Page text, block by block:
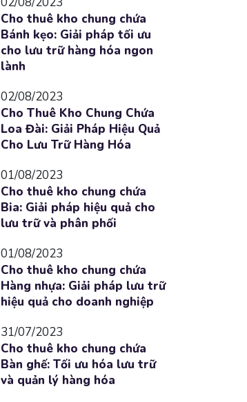
Cho thuê kho chung chứa
Bánh kẹo: Giải pháp tối ưu
cho lưu trữ hàng hóa ngon
lành
02/08/2023
Cho Thuê Kho Chung Chứa
Loa Đài: Giải Pháp Hiệu Quả
Cho Lưu Trữ Hàng Hóa
01/08/2023
Cho thuê kho chung chứa
Bia: Giải pháp hiệu quả cho
lưu trữ và phân phối
01/08/2023
Cho thuê kho chung chứa
Hàng nhựa: Giải pháp lưu trữ
hiệu quả cho doanh nghiệp
31/07/2023
Cho thuê kho chung chứa
Bàn ghế: Tối ưu hóa lưu trữ
và quản lý hàng hóa